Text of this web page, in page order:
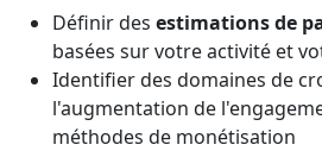
Définir des estimations de
basées sur votre activité et
Identifier des domaines de
l'augmentation de
méthodes de monétisation